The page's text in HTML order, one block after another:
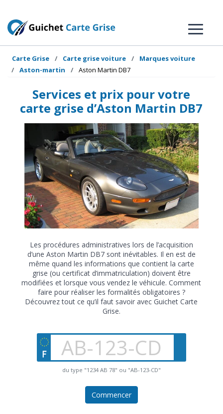
Carte Grise Carte grise voiture
Marques voiture
Aston-martin
Aston Martin DB7
Services et prix pour votre
carte grise d’Aston Martin DB7
Les procédures administratives lors de l’acquisition
d’une Aston Martin DB7 sont inévitables. Il en est de
même quand les informations que contient la carte
grise (ou certificat d’immatriculation) doivent être
modifiées et lorsque vous vendez le véhicule. Comment
faire pour réaliser les formalités obligatoires ?
Découvrez tout ce qu’il faut savoir avec Guichet Carte
Grise.
du type "1234 AB 78" ou "AB-123-CD"
Commencer